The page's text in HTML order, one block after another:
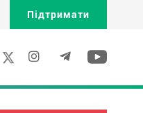
Підтримати